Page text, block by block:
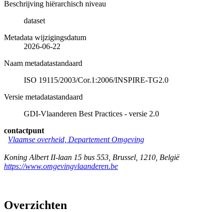
Beschrijving hiërarchisch niveau
dataset
Metadata wijzigingsdatum
2026-06-22
Naam metadatastandaard
ISO 19115/2003/Cor.1:2006/INSPIRE-TG2.0
Versie metadatastandaard
GDI-Vlaanderen Best Practices - versie 2.0
contactpunt
Vlaamse overheid, Departement Omgeving
Koning Albert II-laan 15 bus 553 Brussel 1210 België
https://www.omgevingvlaanderen.be
Overzichten